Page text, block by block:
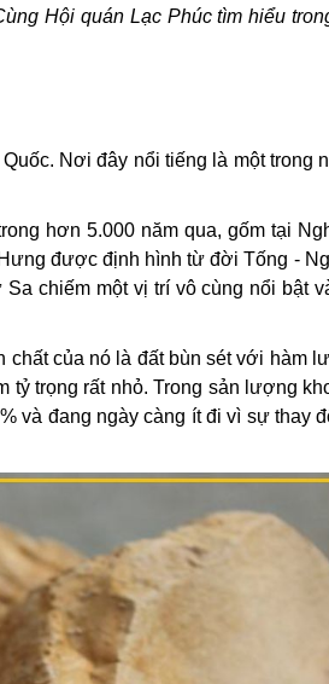
Hội quán Lạc Phúc tìm hiểu
Nơi đây nổi tiếng là một trong
hơn 5.000 năm qua, gốm tại
được định hình từ đời Tống -
chiếm một vị trí vô cùng nổi bật
của nó là đất bùn sét với hàm
trọng rất nhỏ. Trong sản lượng
và đang ngày càng ít đi vì sự thay